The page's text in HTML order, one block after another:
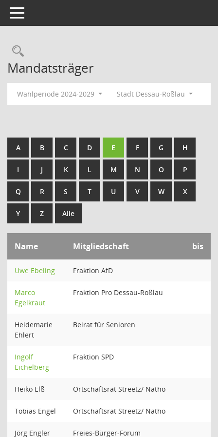
Toggle navigation
Rechercheauswahl
Mandatsträger
Wahlperiode 2024-2029 Stadt Dessau-Roßlau
A B C D E F G H
I J K L M N O P
Q R S T U V W X
Y Z Alle
Name Mitgliedschaft bis
Uwe Ebeling Fraktion AfD
Marco
Egelkraut
Fraktion Pro Dessau-Roßlau
Heidemarie
Ehlert
Beirat für Senioren
Ingolf
Eichelberg
Fraktion SPD
Heiko Elß Ortschaftsrat Streetz/ Natho
Tobias Engel Ortschaftsrat Streetz/ Natho
Jörg Engler Freies-Bürger-Forum